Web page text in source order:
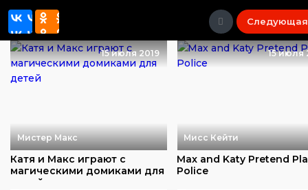
Следующая
15 июля 2019
Мистер Макс
Катя и Макс играют с
магическими домиками для
детей
15 июля
Мисс Кейти
Max and Katy Pretend
Police